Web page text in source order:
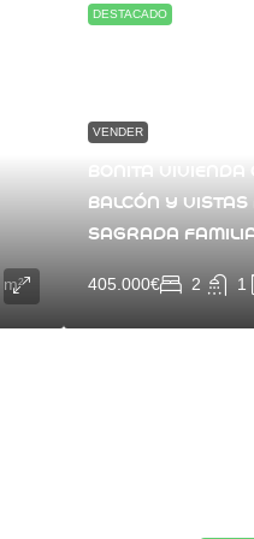
m²
VENDER
BALCÓN Y VISTAS
SAGRADA
405.000€ 2 1
DESTACADO